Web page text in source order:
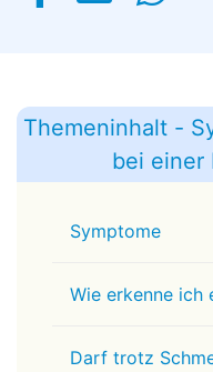
Themeninhalt - Symptome und Schmerzen
bei einer
Symptome
Wie erkenne ich
Darf trotz